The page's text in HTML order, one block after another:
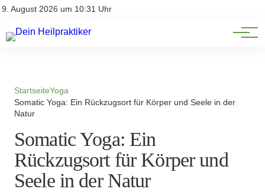
9. August 2026 um 10:31 Uhr
Impressum
Natürliche Medizin
Heilpflanzen & Kräuterkunde
StartseiteYoga
Somatic Yoga: Ein Rückzugsort für Körper und Seele in der
Natur
Somatic Yoga: Ein
Rückzugsort für Körper und
Seele in der Natur